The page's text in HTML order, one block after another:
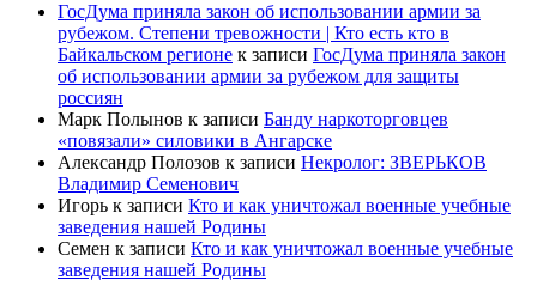
ГосДума приняла закон об использовании армии за
рубежом. Степени тревожности | Кто есть кто в
Байкальском регионе к записи ГосДума приняла закон
об использовании армии за рубежом для защиты
россиян
Марк Полынов к записи Банду наркоторговцев
«повязали» силовики в Ангарске
Александр Полозов к записи Некролог: ЗВЕРЬКОВ
Владимир Семенович
Игорь к записи Кто и как уничтожал военные учебные
заведения нашей Родины
Семен к записи Кто и как уничтожал военные учебные
заведения нашей Родины